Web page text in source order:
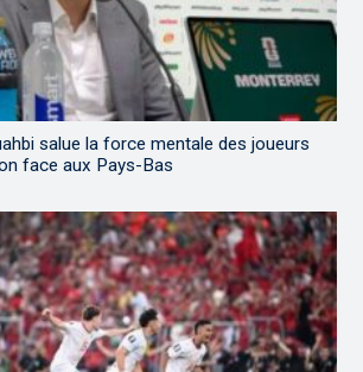
salue la force mentale des joueurs
face aux Pays-Bas